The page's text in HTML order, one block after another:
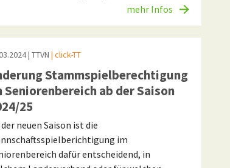
mehr Infos
| TTVN | click-TT
Stammspielberechtigung
Seniorenbereich ab der Saison
25
neuen Saison ist die
im
dafür entscheidend, in